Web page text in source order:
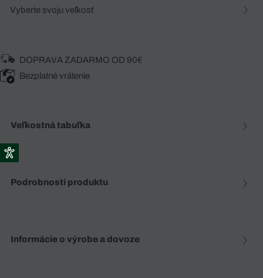
Vyberte svoju veľkosť
DOPRAVA ZADARMO OD 90€
Bezplatné vrátenie
Veľkostná tabuľka
Podrobnosti produktu
Informácie o výrobe a dovoze